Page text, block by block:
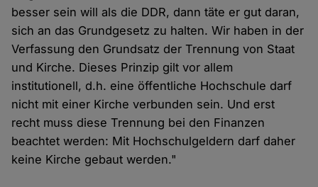
besser sein will als die DDR, dann täte er gut daran,
sich an das Grundgesetz zu halten. Wir haben in der
Verfassung den Grundsatz der Trennung von Staat
und Kirche. Dieses Prinzip gilt vor allem
institutionell, d.h. eine öffentliche Hochschule darf
nicht mit einer Kirche verbunden sein. Und erst
recht muss diese Trennung bei den Finanzen
beachtet werden: Mit Hochschulgeldern darf daher
keine Kirche gebaut werden."